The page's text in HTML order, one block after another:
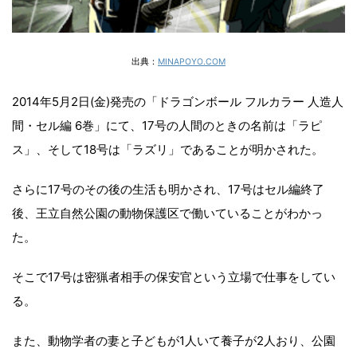
出典： MINAPOYO.COM
2014年5月2日(金)発売の「ドラゴンボール フルカラー 人造人
間・セル編 6巻」にて、17号の人間のときの名前は「ラピ
ス」、そして18号は「ラズリ」であることが明かされた。
さらに17号のその後の生活も明かされ、17号はセル編終了
後、王立自然公園の動物保護区で働いていることがわかっ
た。
そこで17号は密猟者相手の保安官という立場で仕事をしてい
る。
また、動物学者の妻と子どもが1人いて養子が2人おり、公園